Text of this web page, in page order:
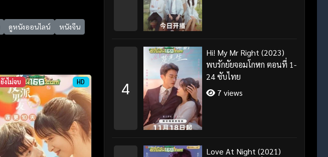
ดูหนังออนไลน์
หนังจีน
ยังไม่จบ HD 4
Hi! My Mr Right (2023)
พบรักยัยจอมโกหก ตอนที่ 1-
24 ซับไทย
7 views
Love At Night (2021)